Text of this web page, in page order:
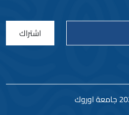
اشتراك
جامعة اوروك